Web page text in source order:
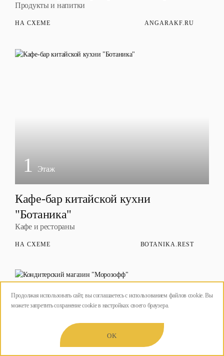
Продукты и напитки
НА СХЕМЕ ANGARAKF.RU
1 Этаж
Кафе-бар китайской кухни
"Ботаника"
Кафе и рестораны
НА СХЕМЕ BOTANIKA.REST
Продолжая использовать сайт, вы соглашаетесь с использованием файлов cookie. Вы
можете запретить сохранение cookie в настройках своего браузера.
OK